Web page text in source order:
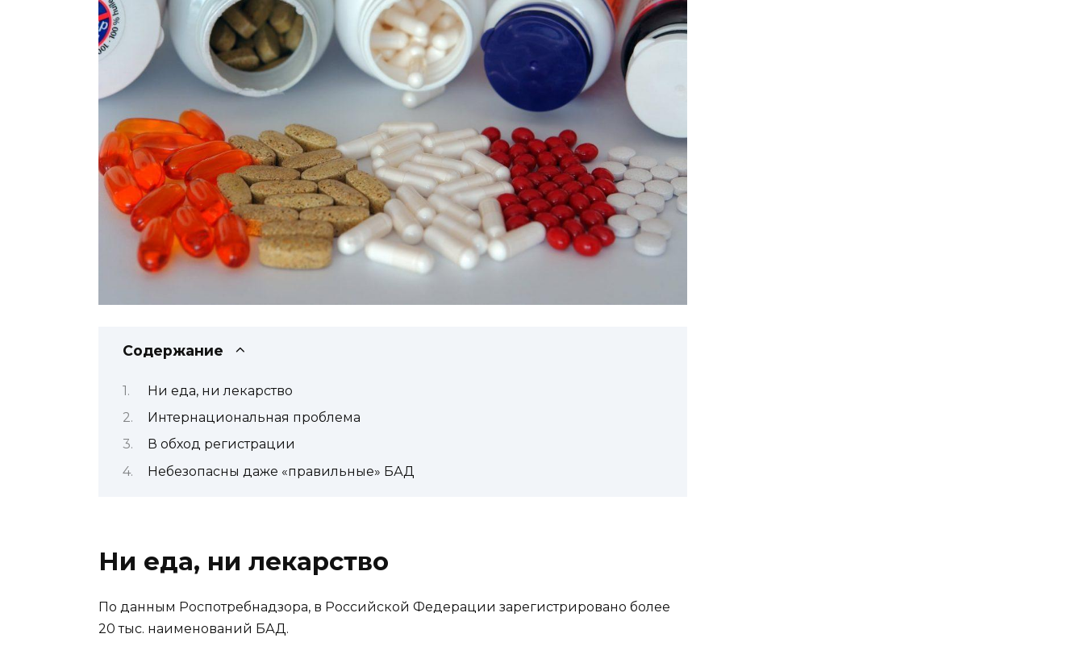
Содержание
Ни еда, ни лекарство
Интернациональная проблема
В обход регистрации
Небезопасны даже «правильные» БАД
Ни еда, ни лекарство
По данным Роспотребнадзора, в Российской Федерации зарегистрировано более
20 тыс. наименований БАД.